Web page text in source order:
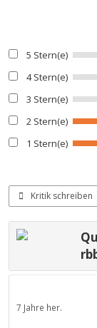
5 Stern(e)
4 Stern(e)
3 Stern(e)
2 Stern(e)
1 Stern(e)
Kritik schreiben
7 Jahre her.